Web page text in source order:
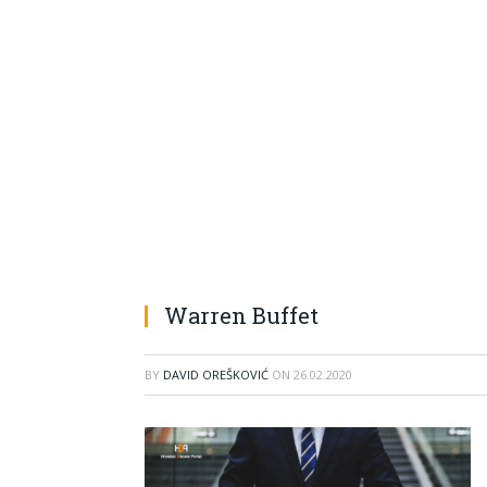
Warren Buffet
BY DAVID OREŠKOVIĆ ON 26.02.2020